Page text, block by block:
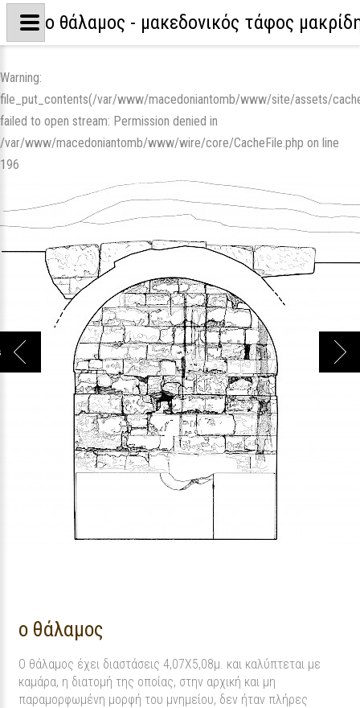
Warning:
file_put_contents(/var/www/macedoniantomb/www/site/assets/
failed to open stream: Permission denied in
/var/www/macedoniantomb/www/wire/core/CacheFile.php on line
196
o θάλαμος
Ο θάλαμος έχει διαστάσεις 4,07Χ5,08μ. και καλύπτεται με
καμάρα, η διατομή της οποίας, στην αρχική και μη
παραμορφωμένη μορφή του μνημείου, δεν ήταν πλήρες
o θάλαμος - μακεδονικός τάφος